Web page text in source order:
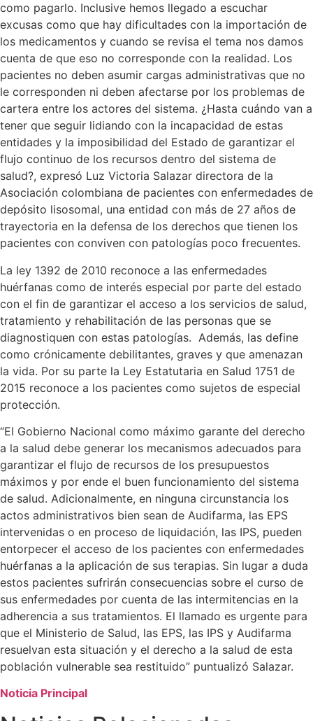
como pagarlo. Inclusive hemos llegado a escuchar
excusas como que hay dificultades con la importación de
los medicamentos y cuando se revisa el tema nos damos
cuenta de que eso no corresponde con la realidad. Los
pacientes no deben asumir cargas administrativas que no
le corresponden ni deben afectarse por los problemas de
cartera entre los actores del sistema. ¿Hasta cuándo van a
tener que seguir lidiando con la incapacidad de estas
entidades y la imposibilidad del Estado de garantizar el
flujo continuo de los recursos dentro del sistema de
salud?, expresó Luz Victoria Salazar directora de la
Asociación colombiana de pacientes con enfermedades de
depósito lisosomal, una entidad con más de 27 años de
trayectoria en la defensa de los derechos que tienen los
pacientes con conviven con patologías poco frecuentes.
La ley 1392 de 2010 reconoce a las enfermedades
huérfanas como de interés especial por parte del estado
con el fin de garantizar el acceso a los servicios de salud,
tratamiento y rehabilitación de las personas que se
diagnostiquen con estas patologías. Además, las define
como crónicamente debilitantes, graves y que amenazan
la vida. Por su parte la Ley Estatutaria en Salud 1751 de
2015 reconoce a los pacientes como sujetos de especial
protección.
“El Gobierno Nacional como máximo garante del derecho
a la salud debe generar los mecanismos adecuados para
garantizar el flujo de recursos de los presupuestos
máximos y por ende el buen funcionamiento del sistema
de salud. Adicionalmente, en ninguna circunstancia los
actos administrativos bien sean de Audifarma, las EPS
intervenidas o en proceso de liquidación, las IPS, pueden
entorpecer el acceso de los pacientes con enfermedades
huérfanas a la aplicación de sus terapias. Sin lugar a duda
estos pacientes sufrirán consecuencias sobre el curso de
sus enfermedades por cuenta de las intermitencias en la
adherencia a sus tratamientos. El llamado es urgente para
que el Ministerio de Salud, las EPS, las IPS y Audifarma
resuelvan esta situación y el derecho a la salud de esta
población vulnerable sea restituido” puntualizó Salazar.
Noticia Principal